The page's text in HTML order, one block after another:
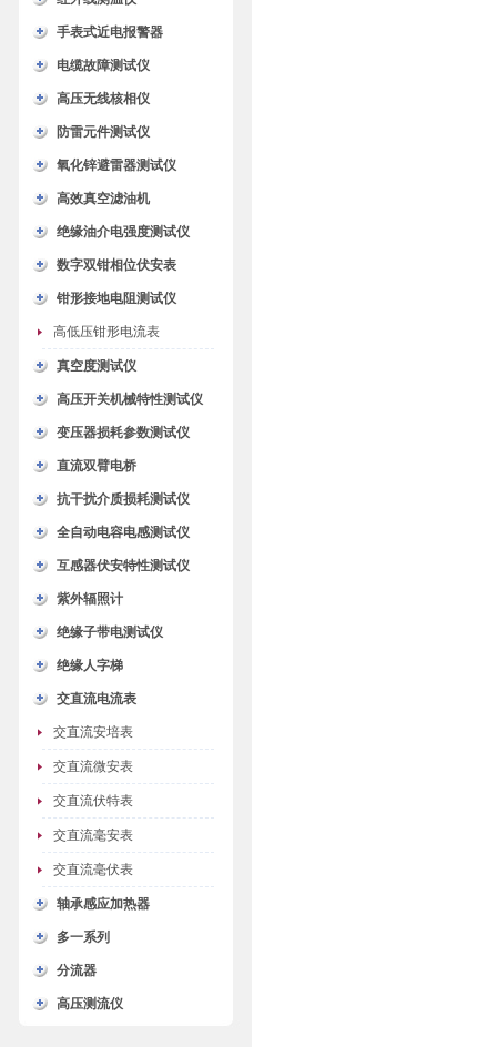
手表式近电报警器
电缆故障测试仪
高压无线核相仪
防雷元件测试仪
氧化锌避雷器测试仪
高效真空滤油机
绝缘油介电强度测试仪
数字双钳相位伏安表
钳形接地电阻测试仪
高低压钳形电流表
真空度测试仪
高压开关机械特性测试仪
变压器损耗参数测试仪
直流双臂电桥
抗干扰介质损耗测试仪
全自动电容电感测试仪
互感器伏安特性测试仪
紫外辐照计
绝缘子带电测试仪
绝缘人字梯
交直流电流表
交直流安培表
交直流微安表
交直流伏特表
交直流毫安表
交直流毫伏表
轴承感应加热器
多一系列
分流器
高压测流仪